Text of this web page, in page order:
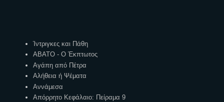
Ίντριγκες και Πάθη
ΑΒΑΤΟ - Ο Έκπτωτος
Αγάπη από Πέτρα
Αλήθεια ή Ψέματα
Αννάμεσα
Απόρρητο Κεφάλαιο: Πείραμα 9